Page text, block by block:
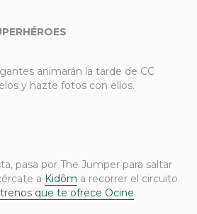
animarán la tarde de CC
y hazte fotos con ellos.
pasa por The Jumper para saltar
a Kidôm a recorrer el circuito
que te ofrece Ocine